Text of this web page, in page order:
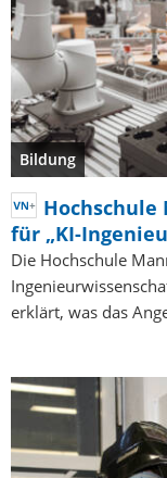
Bildung
für „KI-
Die Hochschule
erklärt, was das